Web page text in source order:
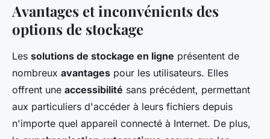
Avantages et inconvénients des
options de stockage
Les solutions de stockage en ligne présentent de
nombreux avantages pour les utilisateurs. Elles
offrent une accessibilité sans précédent, permettant
aux particuliers d'accéder à leurs fichiers depuis
n'importe quel appareil connecté à Internet. De plus,